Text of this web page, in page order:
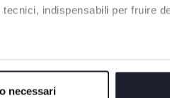
indispensabili per fruire
necessari